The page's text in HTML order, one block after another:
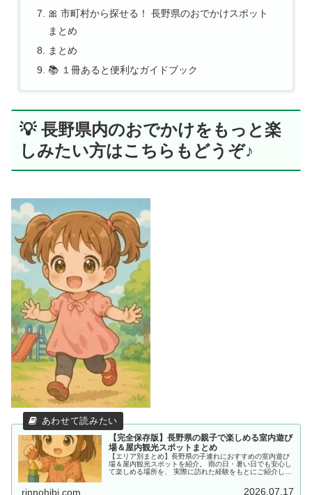
🎀 市町村から探せる！ 長野県のおでかけスポット
まとめ
まとめ
📚 １冊あると便利なガイドブック
💡 長野県内のおでかけをもっと楽
しみたい方はこちらもどうぞ♪
【完全保存版】長野県の親子で楽しめる室内遊び
場＆屋内観光スポットまとめ
【エリア別まとめ】長野県の子連れにおすすめの室内遊び
場＆屋内観光スポットを紹介。 雨の日・暑い日でも安心し
て楽しめる場所を、 実際に訪れた経験をもとにご紹介して
rinnohibi.com 2026.07.17